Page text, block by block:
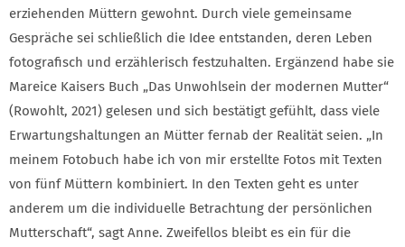
erziehenden Müttern gewohnt. Durch viele gemeinsame
Gespräche sei schließlich die Idee entstanden, deren Leben
fotografisch und erzählerisch festzuhalten. Ergänzend habe sie
Mareice Kaisers Buch „Das Unwohlsein der modernen Mutter“
(Rowohlt, 2021) gelesen und sich bestätigt gefühlt, dass viele
Erwartungshaltungen an Mütter fernab der Realität seien. „In
meinem Fotobuch habe ich von mir erstellte Fotos mit Texten
von fünf Müttern kombiniert. In den Texten geht es unter
anderem um die individuelle Betrachtung der persönlichen
Mutterschaft“, sagt Anne. Zweifellos bleibt es ein für die